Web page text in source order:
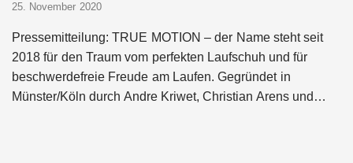
25. November 2020
Pressemitteilung: TRUE MOTION – der Name steht seit
2018 für den Traum vom perfekten Laufschuh und für
beschwerdefreie Freude am Laufen. Gegründet in
Münster/Köln durch Andre Kriwet, Christian Arens und…